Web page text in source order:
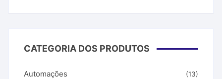
CATEGORIA DOS PRODUTOS
Automações (13)